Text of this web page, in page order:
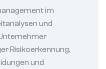
im
und
Risikoerkennung,
und